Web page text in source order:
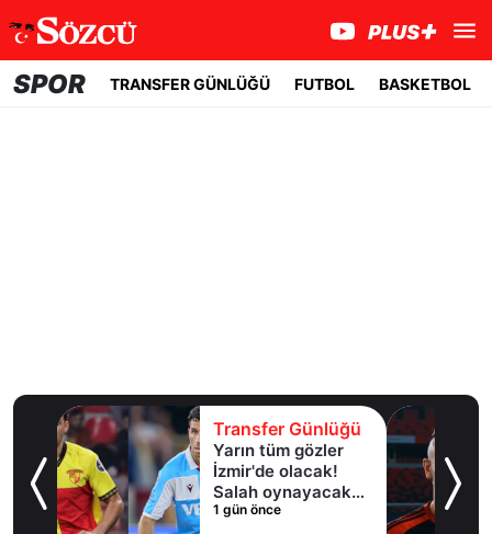
SPOR TRANSFER GÜNLÜĞÜ FUTBOL BASKETBOL
Transfer Günlüğü
Serdar Dursun'un
yeni adresi belli
oldu
1 gün önce